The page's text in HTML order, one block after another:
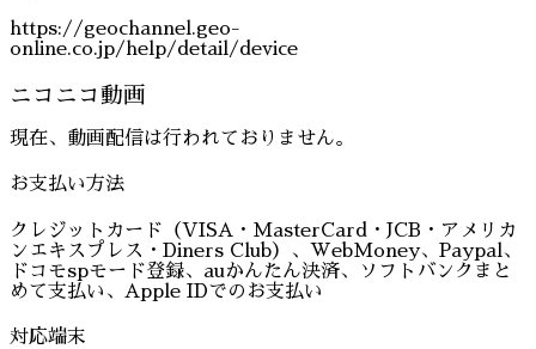
https://geochannel.geo-
online.co.jp/help/detail/device
ニコニコ動画
現在、動画配信は行われておりません。
お支払い方法
クレジットカード（VISA・MasterCard・JCB・アメリカ
ンエキスプレス・Diners Club）、WebMoney、Paypal、
ドコモspモード登録、auかんたん決済、ソフトバンクまと
めて支払い、Apple IDでのお支払い
対応端末